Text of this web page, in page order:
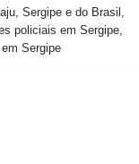
Sergipe e do Brasil,
policiais em Sergipe,
Sergipe